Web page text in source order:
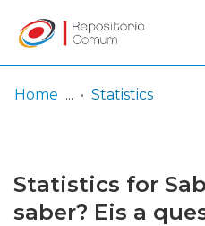
Browse repository
Log
In
(current)
Home Statistics
Statistics for
saber? Eis a